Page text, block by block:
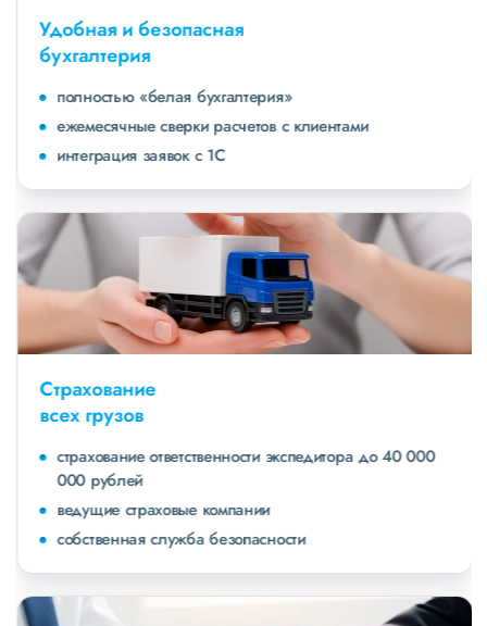
Удобная и безопасная
бухгалтерия
полностью «белая бухгалтерия»
ежемесячные сверки расчетов с клиентами
интеграция заявок с 1С
Страхование
всех грузов
страхование ответственности экспедитора до 40 000
000 рублей
ведущие страховые компании
собственная служба безопасности